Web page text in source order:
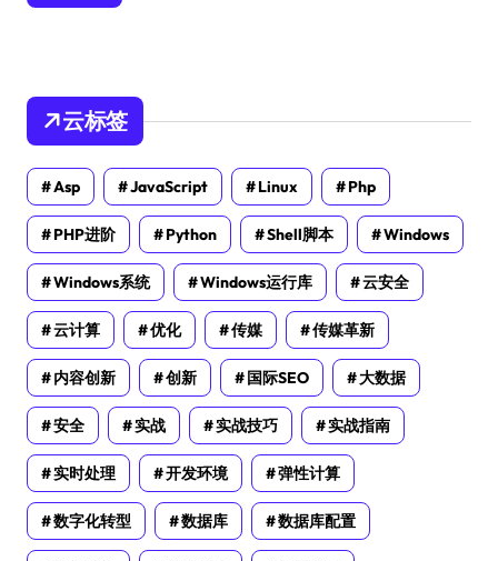
云标签
Asp JavaScript Linux Php
PHP进阶 Python Shell脚本 Windows
Windows系统 Windows运行库 云安全
云计算 优化 传媒 传媒革新
内容创新 创新 国际SEO 大数据
安全 实战 实战技巧 实战指南
实时处理 开发环境 弹性计算
数字化转型 数据库 数据库配置